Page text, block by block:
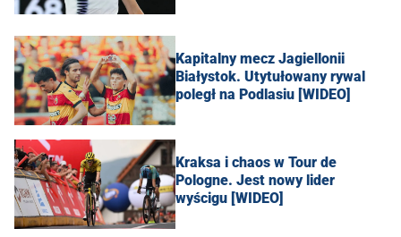
Kapitalny mecz Jagiellonii
Białystok. Utytułowany rywal
poległ na Podlasiu [WIDEO]
Kraksa i chaos w Tour de
Pologne. Jest nowy lider
wyścigu [WIDEO]